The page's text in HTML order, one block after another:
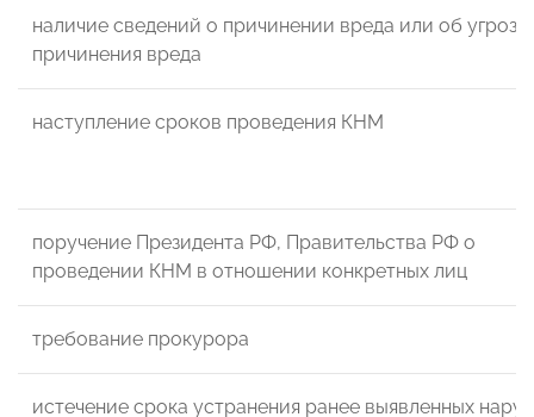
наличие сведений о причинении вреда или об угрозе
причинения вреда
наступление сроков проведения КНМ
поручение Президента РФ, Правительства РФ о
проведении КНМ в отношении конкретных лиц
требование прокурора
истечение срока устранения ранее выявленных